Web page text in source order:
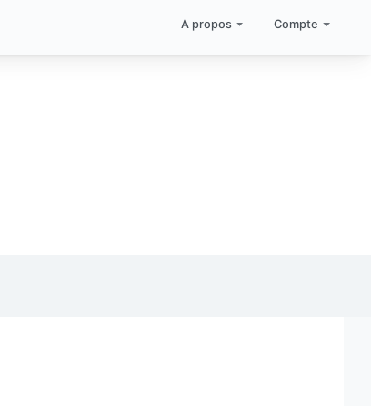
A propos Compte